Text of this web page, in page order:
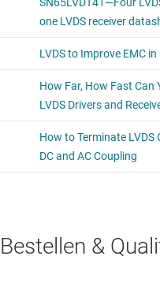
Bestellen &